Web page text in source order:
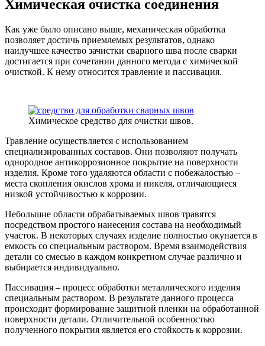
Химическая очистка соединения
Как уже было описано выше, механическая обработка
позволяет достичь приемлемых результатов, однако
наилучшее качество зачистки сварного шва после сварки
достигается при сочетании данного метода с химической
очисткой. К нему относится травление и пассивация.
Химическое средство для очистки швов.
Травление осуществляется с использованием
специализированных составов. Они позволяют получать
однородное антикоррозионное покрытие на поверхности
изделия. Кроме того удаляются области с побежалостью –
места скопления окислов хрома и никеля, отличающиеся
низкой устойчивостью к коррозии.
Небольшие области обрабатываемых швов травятся
посредством простого нанесения состава на необходимый
участок. В некоторых случаях изделие полностью окунается в
емкость со специальным раствором. Время взаимодействия
детали со смесью в каждом конкретном случае различно и
выбирается индивидуально.
Пассивация – процесс обработки металлического изделия
специальным раствором. В результате данного процесса
происходит формирование защитной пленки на обработанной
поверхности детали. Отличительной особенностью
полученного покрытия является его стойкость к коррозии.